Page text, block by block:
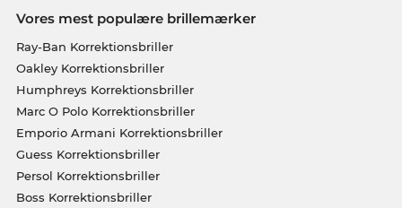
Vores mest populære brillemærker
Ray-Ban Korrektionsbriller
Oakley Korrektionsbriller
Humphreys Korrektionsbriller
Marc O Polo Korrektionsbriller
Emporio Armani Korrektionsbriller
Guess Korrektionsbriller
Persol Korrektionsbriller
Boss Korrektionsbriller